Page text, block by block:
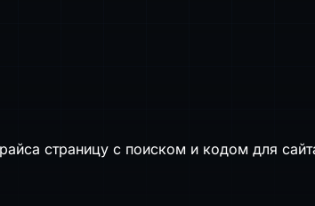
страницу с поиском и кодом для